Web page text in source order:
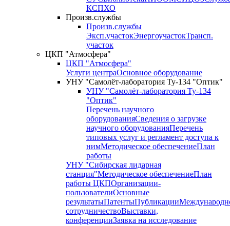
КСПХО
Произв.службы
Произв.службы
Эксп.участокЭнергоучастокТрансп.
участок
ЦКП "Атмосфера"
ЦКП "Атмосфера"
Услуги центраОсновное оборудование
УНУ "Самолёт-лаборатория Ту-134 "Оптик"
УНУ "Самолёт-лаборатория Ту-134
"Оптик"
Перечень научного
оборудованияСведения о загрузке
научного оборудованияПеречень
типовых услуг и регламент доступа к
нимМетодическое обеспечениеПлан
работы
УНУ "Сибирская лидарная
станция"Методическое обеспечениеПлан
работы ЦКПОрганизации-
пользователиОсновные
результатыПатентыПубликации
сотрудничествоВыставки,
конференцииЗаявка на исследование